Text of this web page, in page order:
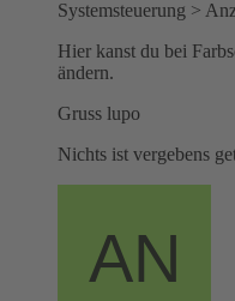
Systemsteuerung >
Hier kanst du bei
ändern.
Gruss lupo
Nichts ist vergebens